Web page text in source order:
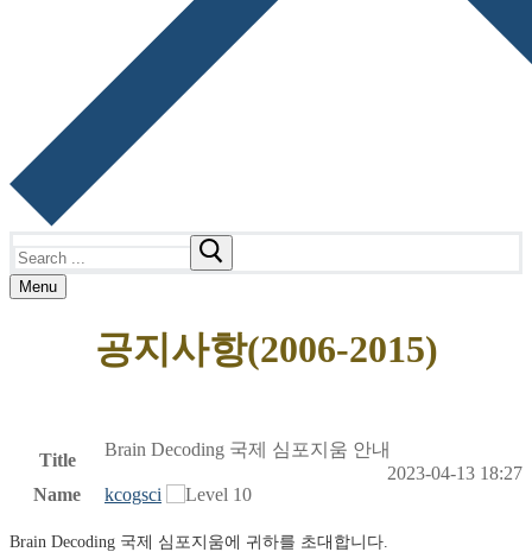
for:
Menu
공지사항(2006-2015)
Title
Brain Decoding 국제 심포지움 안내
2023-04-13 18:27
Name
kcogsci
Brain Decoding 국제 심포지움에 귀하를 초대합니다.